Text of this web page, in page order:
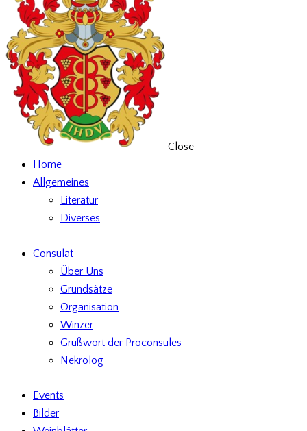
Close
Home
Allgemeines
Literatur
Diverses
Consulat
Über Uns
Grundsätze
Organisation
Winzer
Grußwort der Proconsules
Nekrolog
Events
Bilder